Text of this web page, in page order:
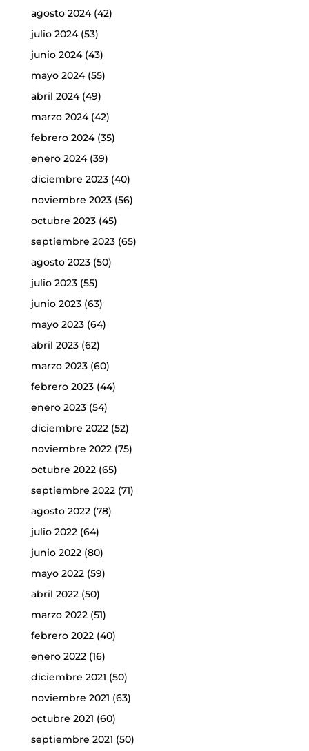
agosto 2024(42)
julio 2024(53)
junio 2024(43)
mayo 2024(55)
abril 2024(49)
marzo 2024(42)
febrero 2024(35)
enero 2024(39)
diciembre 2023(40)
noviembre 2023(56)
octubre 2023(45)
septiembre 2023(65)
agosto 2023(50)
julio 2023(55)
junio 2023(63)
mayo 2023(64)
abril 2023(62)
marzo 2023(60)
febrero 2023(44)
enero 2023(54)
diciembre 2022(52)
noviembre 2022(75)
octubre 2022(65)
septiembre 2022(71)
agosto 2022(78)
julio 2022(64)
junio 2022(80)
mayo 2022(59)
abril 2022(50)
marzo 2022(51)
febrero 2022(40)
enero 2022(16)
diciembre 2021 (50)
noviembre 2021 (63)
octubre 2021 (60)
septiembre 2021 (50)